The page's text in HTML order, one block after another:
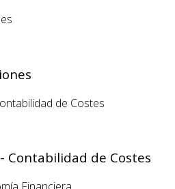
Contabilidad de Costes